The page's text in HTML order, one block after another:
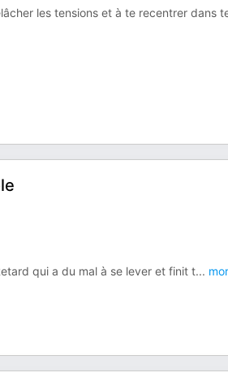
les tensions et à te recentrer dans
qui a du mal à se lever et finit t...